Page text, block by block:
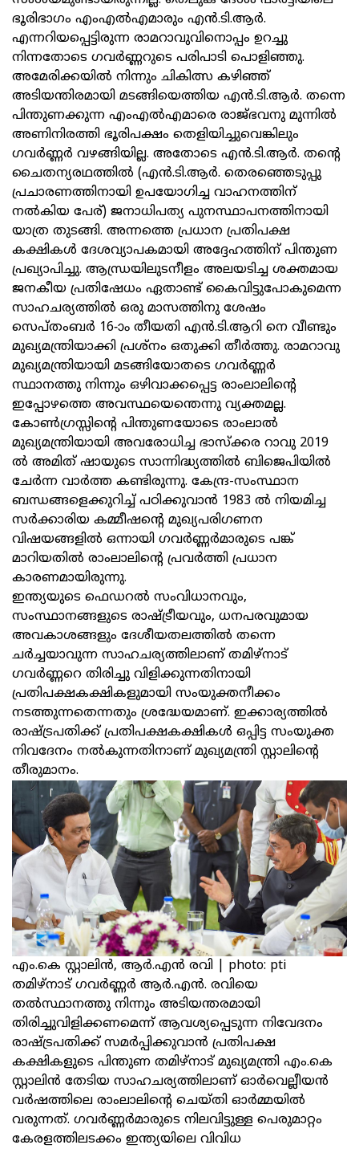
ഭൂരിഭാഗം എംഎല്‍എമാരും എന്‍.ടി.ആര്‍.
എന്നറിയപ്പെട്ടിരുന്ന രാമറാവുവിനൊപ്പം ഉറച്ചു
നിന്നതോടെ ഗവര്‍ണ്ണറുടെ പരിപാടി പൊളിഞ്ഞു.
അമേരിക്കയില്‍ നിന്നും ചികിത്സ കഴിഞ്ഞ്‌
അടിയന്തിരമായി മടങ്ങിയെത്തിയ എന്‍.ടി.ആര്‍. തന്നെ
പിന്തുണക്കുന്ന എംഎല്‍എമാരെ രാജ്‌ഭവനു മുന്നില്‍
അണിനിരത്തി ഭൂരിപക്ഷം തെളിയിച്ചുവെങ്കിലും
ഗവര്‍ണ്ണര്‍ വഴങ്ങിയില്ല. അതോടെ എന്‍.ടി.ആര്‍. തന്റെ
ചൈതന്യരഥത്തില്‍ (എന്‍.ടി.ആര്‍. തെരഞ്ഞെടുപ്പു
പ്രചാരണത്തിനായി ഉപയോഗിച്ച വാഹനത്തിന്‌
നല്‍കിയ പേര്‌) ജനാധിപത്യ പുനസ്ഥാപനത്തിനായി
യാത്ര തുടങ്ങി. അന്നത്തെ പ്രധാന പ്രതിപക്ഷ
കക്ഷികള്‍ ദേശവ്യാപകമായി അദ്ദേഹത്തിന്‌ പിന്തുണ
പ്രഖ്യാപിച്ചു. ആന്ധ്രയിലുടനീളം അലയടിച്ച ശക്തമായ
ജനകീയ പ്രതിഷേധം ഏതാണ്ട്‌ കൈവിട്ടുപോകുമെന്ന
സാഹചര്യത്തില്‍ ഒരു മാസത്തിനു ശേഷം
സെപ്‌തംബര്‍ 16-ാം തീയതി എന്‍.ടി.ആറി നെ വീണ്ടും
മുഖ്യമന്ത്രിയാക്കി പ്രശ്‌നം ഒതുക്കി തീര്‍ത്തു. രാമറാവു
മുഖ്യമന്ത്രിയായി മടങ്ങിയോതടെ ഗവര്‍ണ്ണര്‍
സ്ഥാനത്തു നിന്നും ഒഴിവാക്കപ്പെട്ട രാംലാലിന്റെ
ഇപ്പോഴത്തെ അവസ്ഥയെന്തെന്നു വ്യക്തമല്ല.
കോണ്‍ഗ്രസ്സിന്റെ പിന്തുണയോടെ രാംലാല്‍
മുഖ്യമന്ത്രിയായി അവരോധിച്ച ഭാസ്‌ക്കര റാവു 2019
ല്‍ അമിത്‌ ഷായുടെ സാന്നിദ്ധ്യത്തില്‍ ബിജെപിയില്‍
ചേര്‍ന്ന വാര്‍ത്ത കണ്ടിരുന്നു. കേന്ദ്ര-സംസ്ഥാന
ബന്ധങ്ങളെക്കുറിച്ച്‌ പഠിക്കുവാന്‍ 1983 ല്‍ നിയമിച്ച
സര്‍ക്കാരിയ കമ്മീഷന്റെ മുഖ്യപരിഗണന
വിഷയങ്ങളില്‍ ഒന്നായി ഗവര്‍ണ്ണര്‍മാരുടെ പങ്ക്‌
മാറിയതില്‍ രാംലാലിന്റെ പ്രവര്‍ത്തി പ്രധാന
കാരണമായിരുന്നു.
ഇന്ത്യയുടെ ഫെഡറല്‍ സംവിധാനവും,
സംസ്ഥാനങ്ങളുടെ രാഷ്ട്രീയവും, ധനപരവുമായ
അവകാശങ്ങളും ദേശീയതലത്തില്‍ തന്നെ
ചര്‍ച്ചയാവുന്ന സാഹചര്യത്തിലാണ്‌ തമിഴ്‌നാട്‌
ഗവര്‍ണ്ണറെ തിരിച്ചു വിളിക്കുന്നതിനായി
പ്രതിപക്ഷകക്ഷികളുമായി സംയുക്തനീക്കം
നടത്തുന്നതെന്നതും ശ്രദ്ധേയമാണ്‌. ഇക്കാര്യത്തില്‍
രാഷ്ട്രപതിക്ക്‌ പ്രതിപക്ഷകക്ഷികള്‍ ഒപ്പിട്ട സംയുക്ത
നിവദേനം നല്‍കുന്നതിനാണ്‌ മുഖ്യമന്ത്രി സ്റ്റാലിന്റെ
തീരുമാനം.
എം.കെ സ്റ്റാലിന്‍, ആര്‍.എന്‍ രവി | photo: pti
തമിഴ്‌നാട്‌ ഗവര്‍ണ്ണര്‍ ആര്‍.എന്‍. രവിയെ
തല്‍സ്ഥാനത്തു നിന്നും അടിയന്തരമായി
തിരിച്ചുവിളിക്കണമെന്ന്‌ ആവശ്യപ്പെടുന്ന നിവേദനം
രാഷ്‌ട്രപതിക്ക് സമര്‍പ്പിക്കുവാന്‍ പ്രതിപക്ഷ
കക്ഷികളുടെ പിന്തുണ തമിഴ്‌നാട്‌ മുഖ്യമന്ത്രി എം.കെ
സ്റ്റാലിന്‍ തേടിയ സാഹചര്യത്തിലാണ്‌ ഓര്‍വെല്ലീയന്‍
വര്‍ഷത്തിലെ രാംലാലിന്റെ ചെയ്‌തി ഓര്‍മ്മയില്‍
വരുന്നത്‌. ഗവര്‍ണ്ണര്‍മാരുടെ നിലവിട്ടുള്ള പെരുമാറ്റം
കേരളത്തിലടക്കം ഇന്ത്യയിലെ വിവിധ